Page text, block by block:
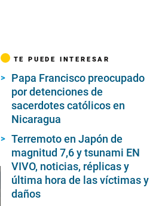
TE PUEDE INTERESAR
Papa Francisco preocupado
por detenciones de
sacerdotes católicos en
Nicaragua
Terremoto en Japón de
magnitud 7,6 y tsunami EN
VIVO, noticias, réplicas y
última hora de las víctimas y
daños